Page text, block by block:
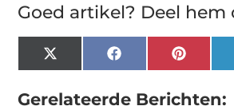
Goed artikel? Deel hem
X
(Twitter)
Facebook
Gerelateerde Berichten: